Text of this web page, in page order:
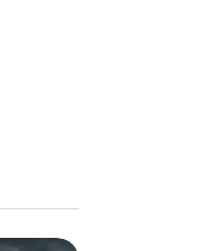
Haberleri